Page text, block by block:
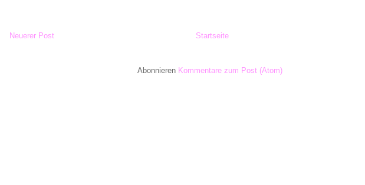
Neuerer Post Startseite
Abonnieren Kommentare zum Post (Atom)